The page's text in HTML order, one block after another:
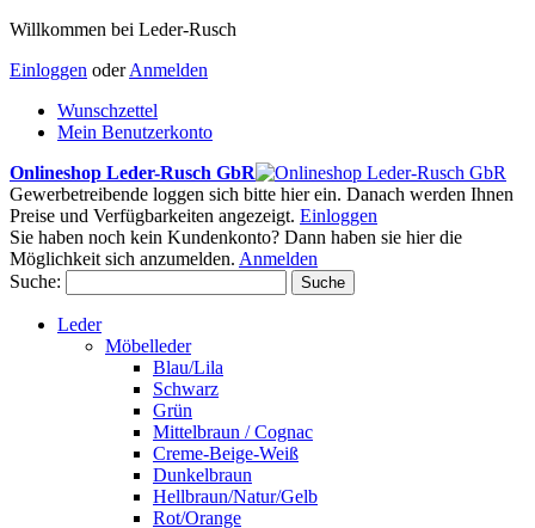
Willkommen bei Leder-Rusch
Einloggen oder Anmelden
Wunschzettel
Mein Benutzerkonto
Onlineshop Leder-Rusch GbR
Gewerbetreibende loggen sich bitte hier ein. Danach werden Ihnen
Preise und Verfügbarkeiten angezeigt. Einloggen
Sie haben noch kein Kundenkonto? Dann haben sie hier die
Möglichkeit sich anzumelden. Anmelden
Suche:
Suche
Leder
Möbelleder
Blau/Lila
Schwarz
Grün
Mittelbraun / Cognac
Creme-Beige-Weiß
Dunkelbraun
Hellbraun/Natur/Gelb
Rot/Orange